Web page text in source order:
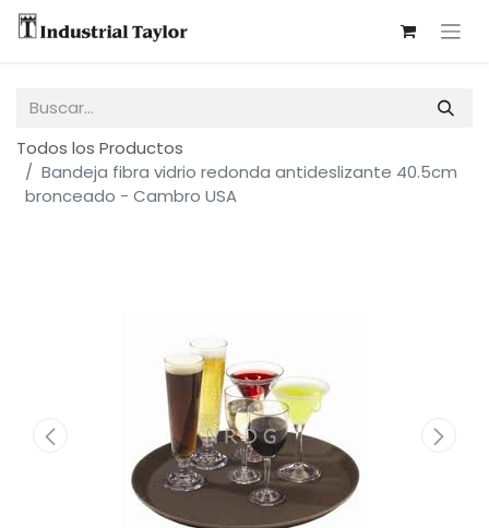
Todos los Productos
Bandeja fibra vidrio redonda antideslizante 40.5cm
bronceado - Cambro USA